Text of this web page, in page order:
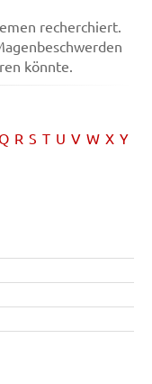
recherchiert.
könnte.
Q R S T U V W X Y